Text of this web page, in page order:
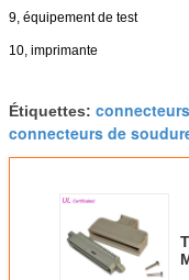
9, équipement de test
10, imprimante
Étiquettes:
connecteurs de